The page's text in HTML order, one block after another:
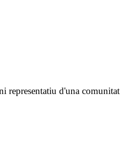
representatiu d'una comunitat